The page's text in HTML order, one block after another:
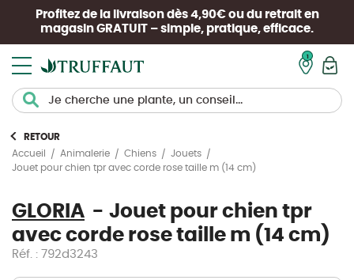
Profitez de la livraison dès 4,90€ ou du retrait en
magasin GRATUIT – simple, pratique, efficace.
RETOUR
Accueil
Animalerie Chiens
Jouets
Jouet pour chien tpr avec corde rose taille m (14 cm)
GLORIA
Jouet pour chien tpr
avec corde rose taille m (14 cm)
Réf. : 792d3243